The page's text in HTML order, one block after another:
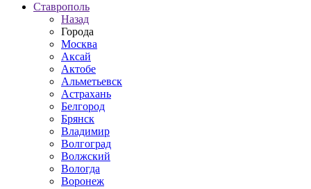
Ставрополь
Назад
Города
Москва
Аксай
Актобе
Альметьевск
Астрахань
Белгород
Брянск
Владимир
Волгоград
Волжский
Вологда
Воронеж